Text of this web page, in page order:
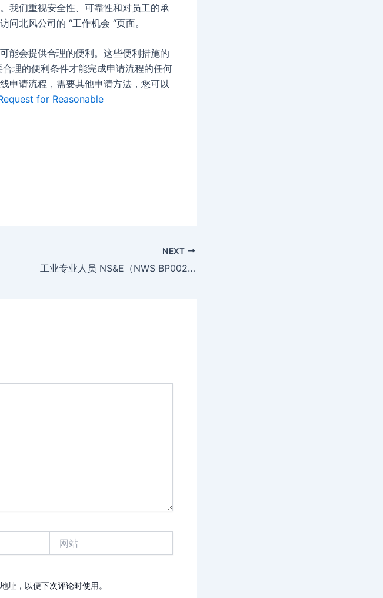
我们重视安全性、可靠性和对员工的承
北风公司的 “工作机会 “页面。
能会提供合理的便利。这些便利措施的
理的便利条件才能完成申请流程的任何
申请流程，需要其他申请方法，您可以
for Reasonable
NEXT
工业专业人员 NS&E（NWS BP002513）
址，以便下次评论时使用。